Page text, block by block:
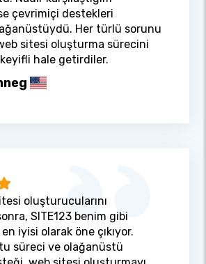
çevrimiçi destekleri
Her türlü sorunu
sitesi oluşturma sürecini
hale getirdiler.
oluşturucularını
SITE123 benim gibi
iyisi olarak öne çıkıyor.
süreci ve olağanüstü